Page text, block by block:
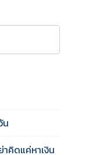
น
าคิดแค่หาเงิน